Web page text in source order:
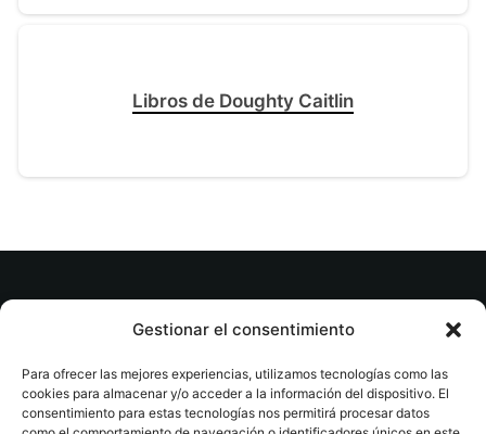
Gestionar el consentimiento
Para ofrecer las mejores experiencias, utilizamos tecnologías como las
cookies para almacenar y/o acceder a la información del dispositivo. El
consentimiento para estas tecnologías nos permitirá procesar datos
Libros de Doughty Caitlin
© tuslibrosvip.com · Todos los derechos